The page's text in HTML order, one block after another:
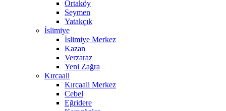
Ortaköy
Seymen
Yatakçık
İslimiye
İslimiye Merkez
Kazan
Verzaraz
Yeni Zağra
Kırcaali
Kırcaali Merkez
Cebel
Eğridere